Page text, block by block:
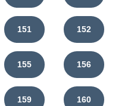
151 152
155 156
159 160